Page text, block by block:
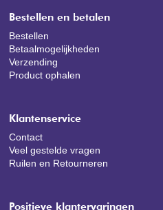
Bestellen en betalen
Bestellen
Betaalmogelijkheden
Verzending
Product ophalen
Klantenservice
Contact
Veel gestelde vragen
Ruilen en Retourneren
Positieve klantervaringen